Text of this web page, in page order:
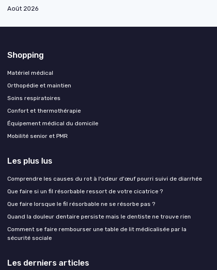
Août 2026
Shopping
Matériel médical
Orthopédie et maintien
Soins respiratoires
Confort et thermothérapie
Équipement médical du domicile
Mobilité senior et PMR
Les plus lus
Comprendre les causes du rot à l'odeur d'œuf pourri suivi de diarrhée
Que faire si un fil résorbable ressort de votre cicatrice ?
Que faire lorsque le fil résorbable ne se résorbe pas ?
Quand la douleur dentaire persiste mais le dentiste ne trouve rien
Comment se faire rembourser une table de lit médicalisée par la
sécurité sociale
Les derniers articles